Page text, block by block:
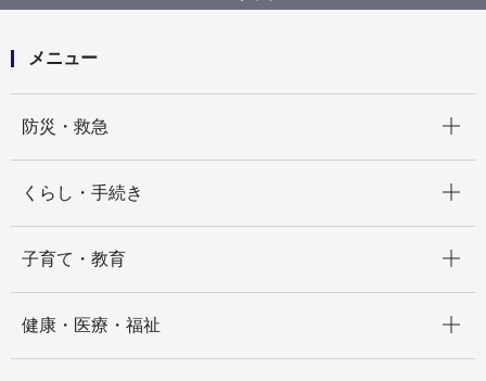
管理全般について相談ができる専門家の派遣、顧問の
メニュー
防災・救急
くらし・手続き
子育て・教育
健康・医療・福祉